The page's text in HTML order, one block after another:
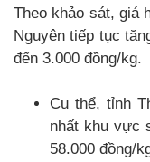
Theo khảo sát, giá
Nguyên tiếp tục
đến 3.000 đồng/kg.
Cụ thể, tỉnh
nhất khu vực
58.000 đồng/